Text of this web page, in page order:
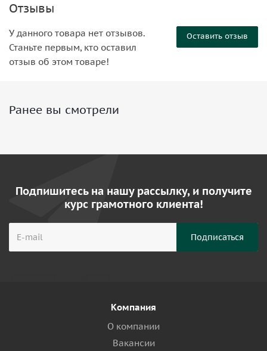
Отзывы
Оставить отзыв
У данного товара нет отзывов.
Станьте первым, кто оставил
отзыв об этом товаре!
Ранее вы смотрели
Подпишитесь на нашу рассылку, и получите
курс грамотного клиента!
Компания
О компании
Вакансии